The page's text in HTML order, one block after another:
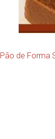
Pão de Forma